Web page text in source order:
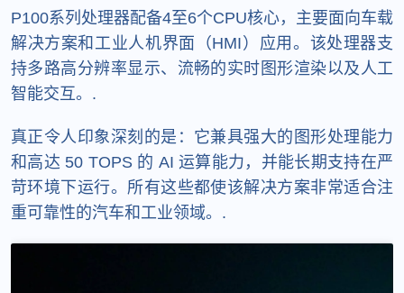
P100系列处理器配备4至6个CPU核心，主要面向车载
解决方案和工业人机界面（HMI）应用。该处理器支
持多路高分辨率显示、流畅的实时图形渲染以及人工
智能交互。.
真正令人印象深刻的是：它兼具强大的图形处理能力
和高达 50 TOPS 的 AI 运算能力，并能长期支持在严
苛环境下运行。所有这些都使该解决方案非常适合注
重可靠性的汽车和工业领域。.